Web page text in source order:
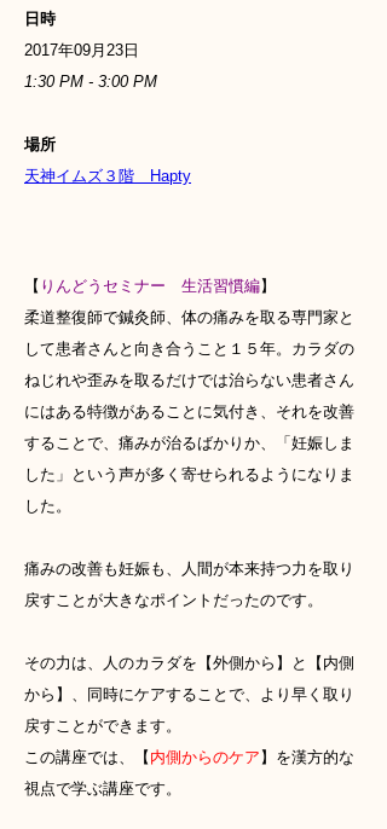
日時
2017年09月23日
1:30 PM - 3:00 PM
場所
天神イムズ３階 Hapty
【 りんどうセミナー 生活習慣編】
柔道整復師で鍼灸師、 体の痛みを取る専門家と
して患者さんと向き合うこと１５年。 カラダの
ねじれや歪みを取るだけでは治らない患者さん
にはある特徴があることに気付き、それを改善
することで、 痛みが治るばかりか、「妊娠しま
した」 という声が多く寄せられるようになりま
した。
痛みの改善も妊娠も、
人間が本来持つ力を取り
戻すことが大きなポイントだったのです。
その力は、人のカラダを【外側から】と【内側
から】、
同時にケアすることで、より早く取り
戻すことができます。
この講座では、【 内側からのケア 】 を漢方的な
視点で学ぶ講座です。